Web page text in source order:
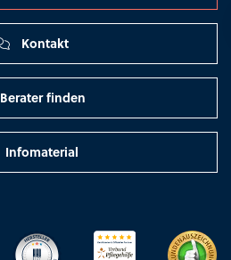
Kontakt
Berater finden
Infomaterial